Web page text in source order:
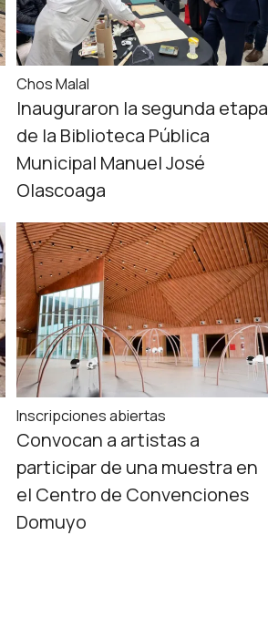
Chos Malal
Inauguraron la segunda etapa
de la Biblioteca Pública
Municipal Manuel José
Olascoaga
Inscripciones abiertas
Convocan a artistas a
participar de una muestra en
el Centro de Convenciones
Domuyo